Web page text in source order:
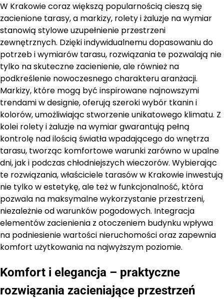
W Krakowie coraz większą popularnością cieszą się
zacienione tarasy, a markizy, rolety i żaluzje na wymiar
stanowią stylowe uzupełnienie przestrzeni
zewnętrznych. Dzięki indywidualnemu dopasowaniu do
potrzeb i wymiarów tarasu, rozwiązania te pozwalają nie
tylko na skuteczne zacienienie, ale również na
podkreślenie nowoczesnego charakteru aranżacji.
Markizy, które mogą być inspirowane najnowszymi
trendami w designie, oferują szeroki wybór tkanin i
kolorów, umożliwiając stworzenie unikatowego klimatu. Z
kolei rolety i żaluzje na wymiar gwarantują pełną
kontrolę nad ilością światła wpadającego do wnętrza
tarasu, tworząc komfortowe warunki zarówno w upalne
dni, jak i podczas chłodniejszych wieczorów. Wybierając
te rozwiązania, właściciele tarasów w Krakowie inwestują
nie tylko w estetykę, ale też w funkcjonalność, która
pozwala na maksymalne wykorzystanie przestrzeni,
niezależnie od warunków pogodowych. Integracja
elementów zacienienia z otoczeniem budynku wpływa
na podniesienie wartości nieruchomości oraz zapewnia
komfort użytkowania na najwyższym poziomie.
Komfort i elegancja – praktyczne
rozwiązania zacieniające przestrzeń